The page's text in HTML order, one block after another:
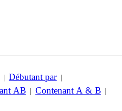
| Débutant par|
AB | Contenant A & B |